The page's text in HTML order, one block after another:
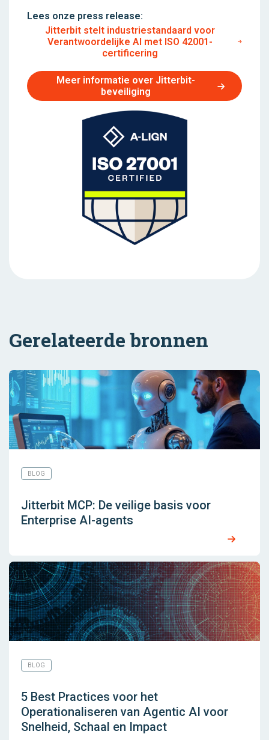
Lees onze press release:
Jitterbit stelt industriestandaard voor
Verantwoordelijke AI met ISO 42001-
certificering
Meer informatie over Jitterbit-
beveiliging
Gerelateerde bronnen
BLOG
Jitterbit MCP: De veilige basis voor
Enterprise AI-agents
BLOG
5 Best Practices voor het
Operationaliseren van Agentic AI voor
Snelheid, Schaal en Impact